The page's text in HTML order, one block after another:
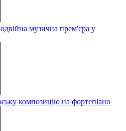
музична прем'єра у
композицію на фортепіано